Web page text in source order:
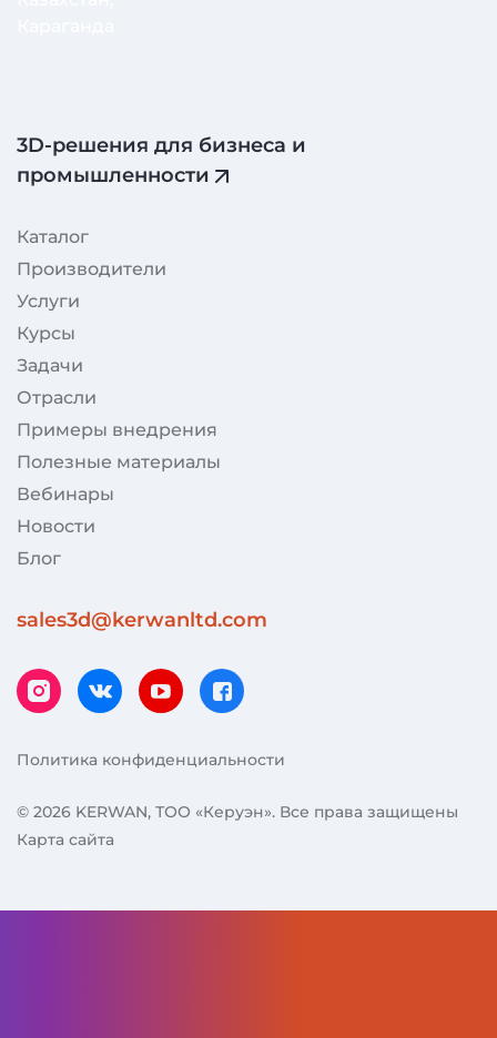
3D‑решения для бизнеса и
промышленности
Каталог
Производители
Услуги
Курсы
Задачи
Отрасли
Примеры внедрения
Полезные материалы
Вебинары
Новости
Блог
sales3d@kerwanltd.com
instagram
vk youtubefacebook
Политика конфиденциальности
© 2026 KERWAN, ТОО «Керуэн». Все права защищены
Карта сайта